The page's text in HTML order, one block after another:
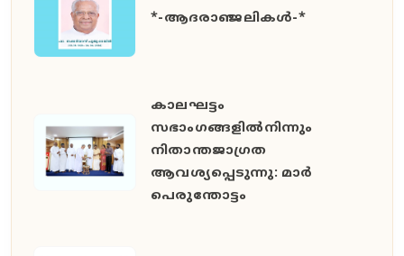
*-ആദരാഞ്ജലികൾ-*
കാലഘട്ടം
സഭാംഗങ്ങളിൽനിന്നും
നിതാന്തജാഗ്രത
ആവശ്യപ്പെടുന്നു: മാർ
പെരുന്തോട്ടം